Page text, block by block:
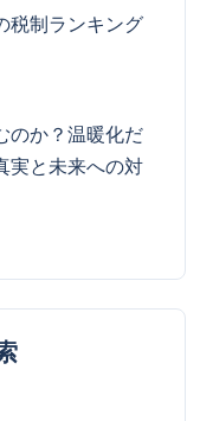
税制ランキング
のか？温暖化だ
実と未来への対